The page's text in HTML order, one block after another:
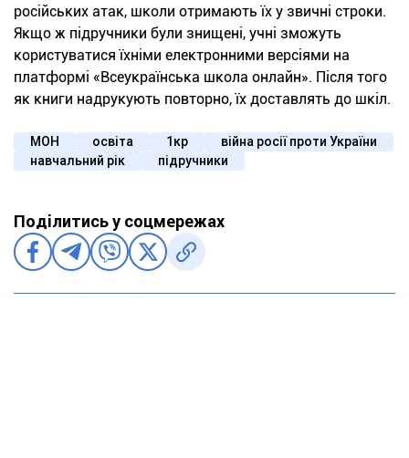
російських атак, школи отримають їх у звичні строки.
Якщо ж підручники були знищені, учні зможуть
користуватися їхніми електронними версіями на
платформі «Всеукраїнська школа онлайн». Після того
як книги надрукують повторно, їх доставлять до шкіл.
МОН освіта 1кр
війна росії проти України
навчальний рік
підручники
Поділитись у соцмережах